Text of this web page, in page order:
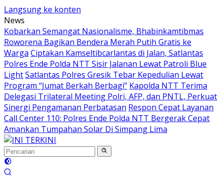
Langsung ke konten
News
Kobarkan Semangat Nasionalisme, Bhabinkamtibmas
Roworena Bagikan Bendera Merah Putih Gratis ke
Warga Ciptakan Kamseltibcarlantas di Jalan, Satlantas
Polres Ende Polda NTT Sisir Jalanan Lewat Patroli Blue
LightSatlantas Polres Gresik Tebar Kepedulian Lewat
Program “Jumat Berkah Berbagi” Kapolda NTT Terima
Delegasi Trilateral Meeting Polri, AFP, dan PNTL, Perkuat
Sinergi Pengamanan Perbatasan Respon Cepat Layanan
Call Center 110: Polres Ende Polda NTT Bergerak Cepat
Amankan Tumpahan Solar Di Simpang Lima